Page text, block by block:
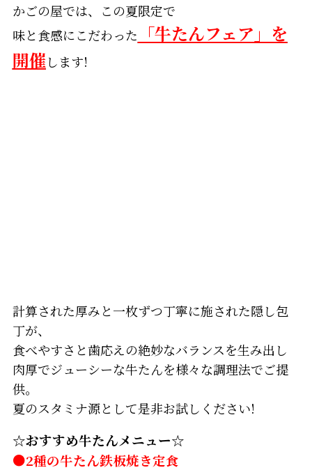
かごの屋では、この夏限定で
味と食感にこだわった
「牛たんフェア」を
開催します!
計算された厚みと一枚ずつ丁寧に施された隠し包
丁が、
食べやすさと歯応えの絶妙なバランスを生み出し
肉厚でジューシーな牛たんを様々な調理法でご提
供。
夏のスタミナ源として是非お試しください!
☆おすすめ牛たんメニュー☆
●2種の牛たん鉄板焼き定食